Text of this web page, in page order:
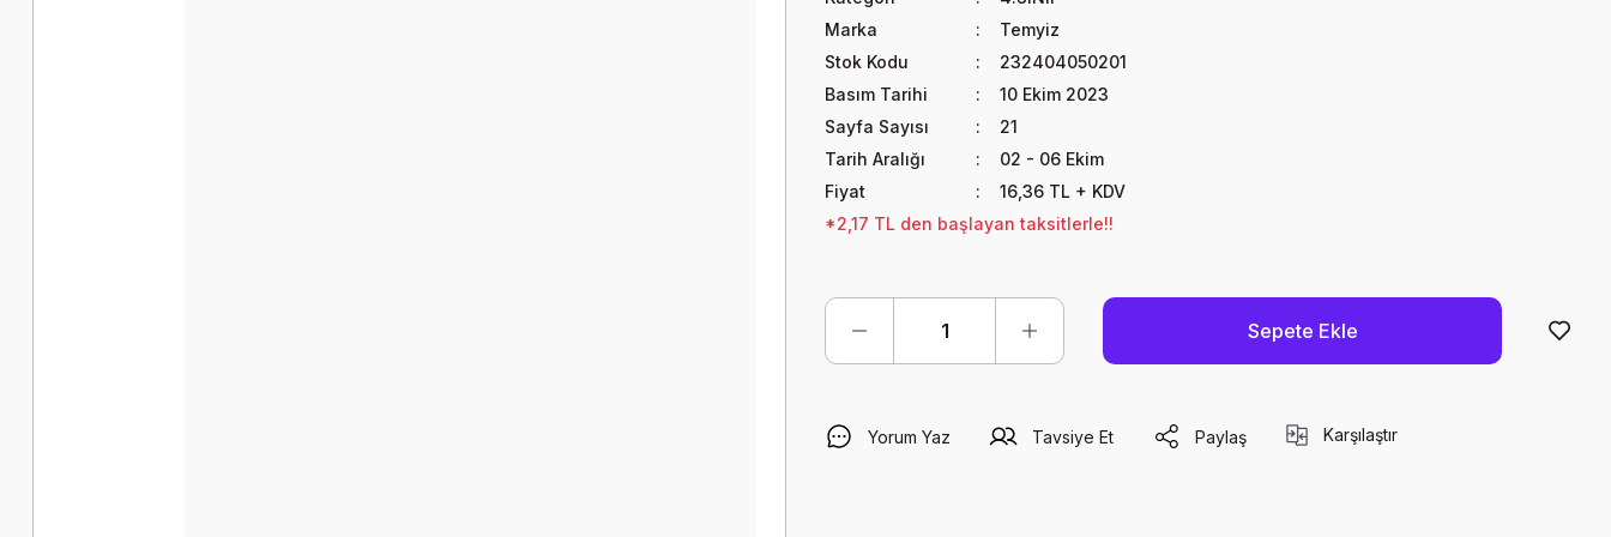
Marka
Temyiz
Stok Kodu
232404050201
Basım Tarihi
10 Ekim 2023
Sayfa Sayısı
21
Tarih Aralığı
02 - 06 Ekim
Fiyat
16,36 TL + KDV
*2,17 TL den başlayan taksitlerle!!
Sepete Ekle
Yorum Yaz Tavsiye Et Paylaş Karşılaştır